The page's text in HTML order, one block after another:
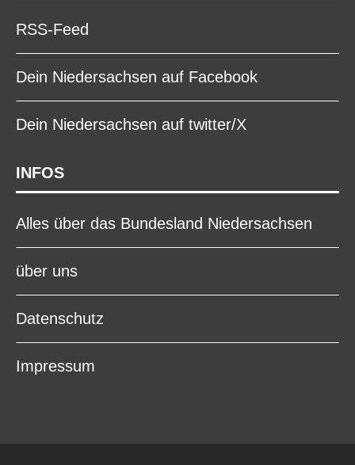
RSS-Feed
Dein Niedersachsen auf Facebook
Dein Niedersachsen auf twitter/X
INFOS
Alles über das Bundesland Niedersachsen
über uns
Datenschutz
Impressum